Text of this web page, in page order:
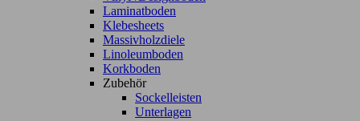
Laminatboden
Klebesheets
Massivholzdiele
Linoleumboden
Korkboden
Zubehör
Sockelleisten
Unterlagen